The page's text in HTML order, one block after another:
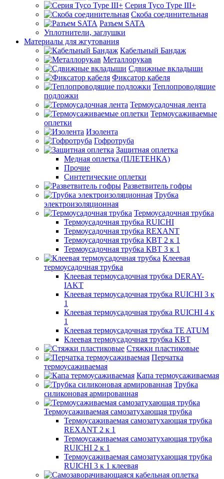
Серия Tyco Type III+
Скоба соединительная
Разъем SATA
Уплотнители, заглушки
Материалы для жгутования
Кабельный Бандаж
Металлорукав
Сдвижные вкладыши
Фиксатор кабеля
Теплопроводящие
подложки
Термоусадочная лента
Термоусаживаемые
оплетки
Изолента
Гофротруба
Защитная оплетка
Медная оплетка (ПЛЕТЕНКА)
Прочие
Синтетические оплетки
Разветвитель гофры
Трубка
электроизоляционная
Термоусадочная трубка
Термоусадочная трубка RUICHI
Термоусадочная трубка REXANT
Термоусадочная трубка КВТ 2 к 1
Термоусадочная трубка КВТ 3 к 1
Клеевая
термоусадочная трубка
Клеевая термоусадочная трубка DERAY-
IAKT
Клеевая термоусадочная трубка RUICHI 3 к
1
Клеевая термоусадочная трубка RUICHI 4 к
1
Клеевая термоусадочная трубка TE ATUM
Клеевая термоусадочная трубка КВТ
Стяжки пластиковые
Перчатка
термоусаживаемая
Капа термоусаживаемая
Трубка
силиконовая армированная
Термоусаживаемая самозатухающая трубка
Термоусаживаемая самозатухающая трубка
REXANT 2 к 1
Термоусаживаемая самозатухающая трубка
RUICHI 2 к 1
Термоусаживаемая самозатухающая трубка
RUICHI 3 к 1 клеевая